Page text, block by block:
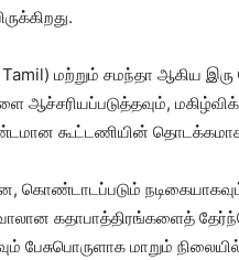
மற்றும் சமந்தா ஆகிய
கூட்டணியின்
கொண்டாடப்படும்
கதாபாத்திரங்களைத்
பேசுபொருளாக மாறும்